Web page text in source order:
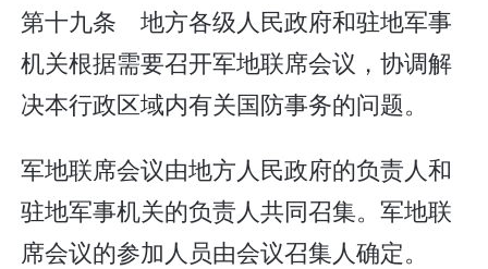
第十九条 地方各级人民政府和驻地军事
机关根据需要召开军地联席会议，协调解
决本行政区域内有关国防事务的问题。
军地联席会议由地方人民政府的负责人和
驻地军事机关的负责人共同召集。军地联
席会议的参加人员由会议召集人确定。